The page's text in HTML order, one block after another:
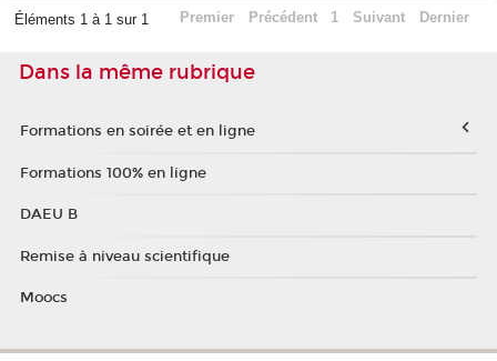
Éléments 1 à 1 sur 1 Premier Précédent 1 Suivant Dernier
Dans la même rubrique
Formations en soirée et en ligne
Formations 100% en ligne
DAEU B
Remise à niveau scientifique
Moocs